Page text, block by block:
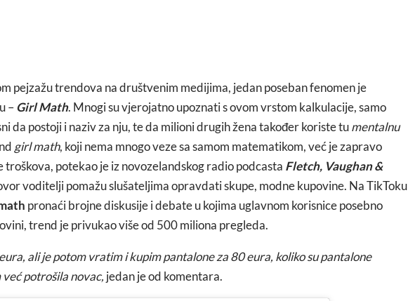
pejzažu trendova na društvenim medijima, jedan poseban fenomen je
–Girl Math. Mnogi su vjerojatno upoznati s ovom vrstom kalkulacije, samo
da postoji i naziv za nju, te da milioni drugih žena također koriste tumentalnu
girl math, koji nema mnogo veze sa samom matematikom, već je zapravo
potekao je iz novozelandskog radio podcasta Fletch, Vaughan &
voditelji pomažu slušateljima opravdati skupe, modne kupovine. Na TikToku
pronaći brojne diskusije i debate u kojima uglavnom korisnice posebno
trend je privukao više od 500 miliona pregleda.
ali je potom vratim i kupim pantalone za 80 eura, koliko su pantalone
potrošila novac, jedan je od komentara.